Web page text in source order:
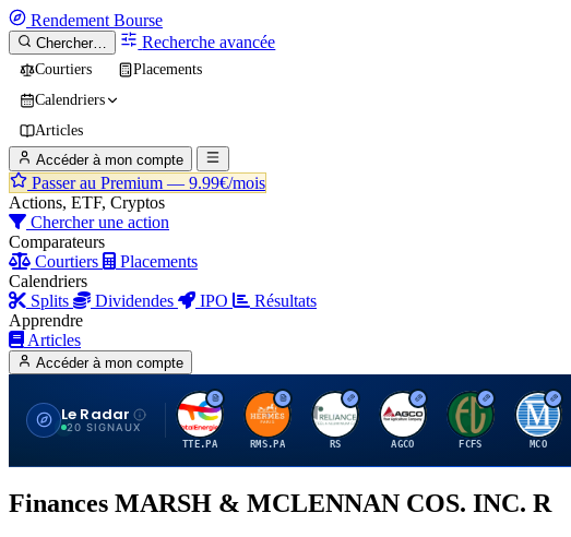
Rendement Bourse
Chercher… Recherche avancée
Courtiers
Placements
Calendriers
Articles
Accéder à mon compte
Passer au Premium — 9.99€/mois
Actions, ETF, Cryptos
Chercher une action
Comparateurs
Courtiers
Placements
Calendriers
Splits
Dividendes IPO
Résultats
Apprendre
Articles
Accéder à mon compte
Le Radar
20 SIGNAUX
T
TTE.PA
H
RMS.PA
R
RS
A
AGCO
F
FCFS
M
MCO
Finances MARSH & MCLENNAN COS. INC. R